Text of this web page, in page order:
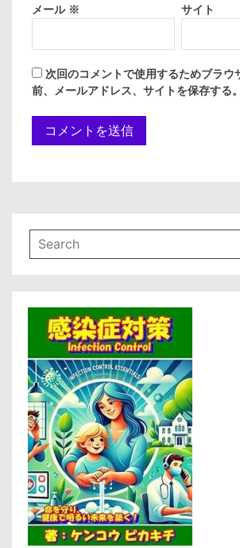
メール ※ サイト
次回のコメントで使用するためブラウ
前、メールアドレス、サイトを保存する。